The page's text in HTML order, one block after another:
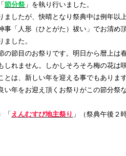
節分祭」を執り行いました。
したが、快晴となり祭典中は例年以
事「人形（ひとがた）祓い」でお清
した。
の節目のお祭りです。明日から暦上
しれません。しかしそろそろ梅の花
とは、新しい年を迎える事でもあり
い年をお迎え頂くお祭りがこの節分祭
「 えんむすび地主祭り 」（祭典午後２